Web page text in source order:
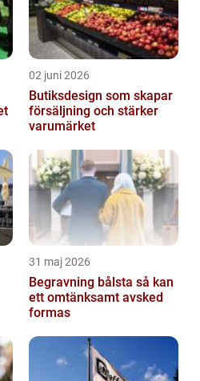
02 juni 2026
Butiksdesign som skapar
försäljning och stärker
varumärket
31 maj 2026
Begravning bålsta så kan
ett omtänksamt avsked
formas